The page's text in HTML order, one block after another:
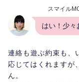
スマイル
はい！少々
連絡も遊ぶ約束も、
応じてはくれますが
ん。